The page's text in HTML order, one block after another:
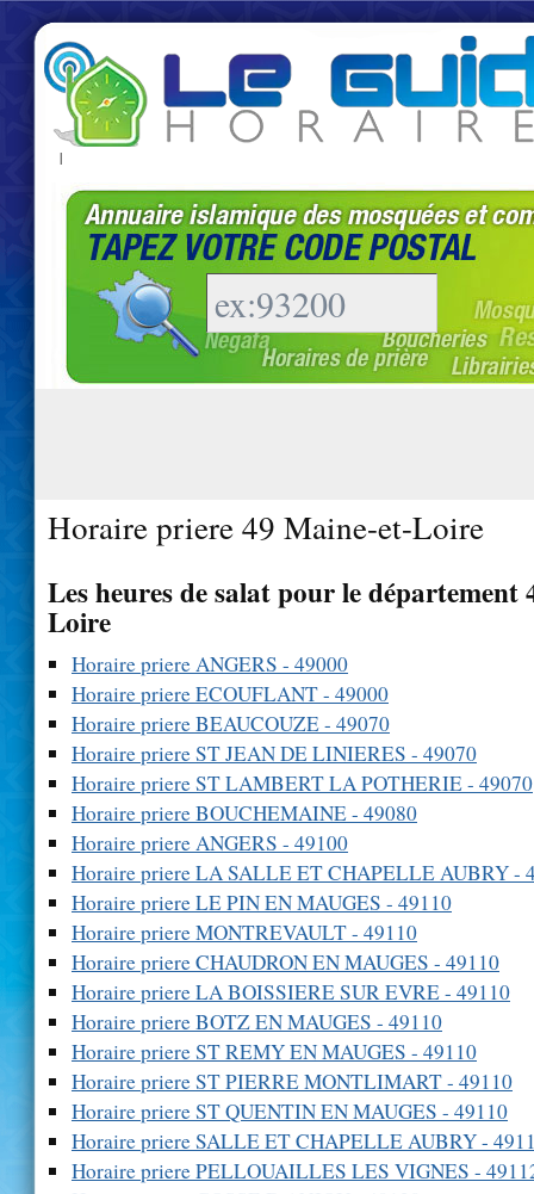
|
Horaire priere 49 Maine-et-Loire
Les heures de salat pour le département
Loire
Horaire priere ANGERS - 49000
Horaire priere ECOUFLANT - 49000
Horaire priere BEAUCOUZE - 49070
Horaire priere ST JEAN DE LINIERES - 49070
Horaire priere ST LAMBERT LA POTHERIE - 49070
Horaire priere BOUCHEMAINE - 49080
Horaire priere ANGERS - 49100
Horaire priere LA SALLE ET CHAPELLE AUBRY -
Horaire priere LE PIN EN MAUGES - 49110
Horaire priere MONTREVAULT - 49110
Horaire priere CHAUDRON EN MAUGES - 49110
Horaire priere LA BOISSIERE SUR EVRE - 49110
Horaire priere BOTZ EN MAUGES - 49110
Horaire priere ST REMY EN MAUGES - 49110
Horaire priere ST PIERRE MONTLIMART - 49110
Horaire priere ST QUENTIN EN MAUGES - 49110
Horaire priere SALLE ET CHAPELLE AUBRY -
Horaire priere PELLOUAILLES LES VIGNES -